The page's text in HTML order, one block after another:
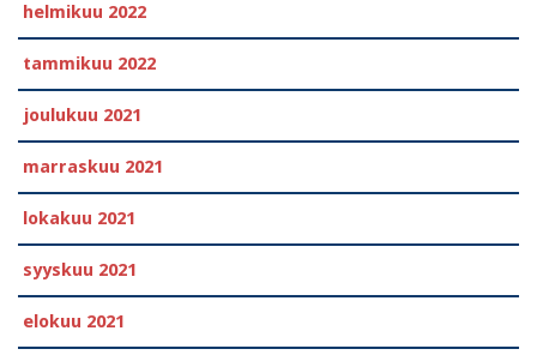
helmikuu 2022
tammikuu 2022
joulukuu 2021
marraskuu 2021
lokakuu 2021
syyskuu 2021
elokuu 2021